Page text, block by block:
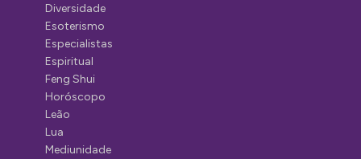
Diversidade
Esoterismo
Especialistas
Espiritual
Feng Shui
Horóscopo
Leão
Lua
Mediunidade